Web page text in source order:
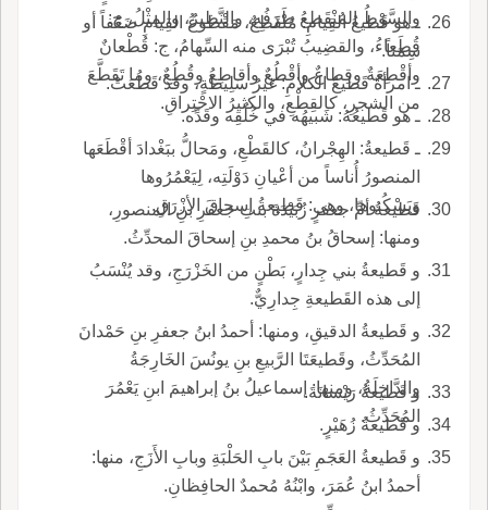
والسَّوْطُ المُنْقَطِعُ طَرَفُه، والنَّظيرُ، والمِثْلُ، ج:
قُطَعاءُ، والقضِيبُ تُبْرَى منه السِّهامُ، ج: قُطْعانٌ
وأقْطِعَةٌ وقِطاعٌ وأقْطُعٌ وأقاطِعُ وقُطُعٌ، وما تَقَطَّعَ
من الشجرِ، كالقِطْعِ، والكثيرُ الاحْتِراقِ.
ـ هو قَطيعُ القِيامِ: مُنْقَطِعٌ، مَقْطوعُ القِيامِ ضَعْفاً أو
سِمَناً.
ـ امرأةٌ قَطيعُ الكلامِ: غيرُ سَلِيطةٍ، وقد قَطُعَتْ.
ـ هو قَطيعُهُ: شَبيهُه في خُلُقِه وقَدِّه.
ـ قَطيعةُ: الهِجْرانُ، كالقَطْعِ، ومَحالُّ ببَغْدادَ أقْطَعَها
المنصورُ أُناساً من أعْيانِ دَوْلَتِه، لِيَعْمُرُوها
ويَسْكُنوها، وهي: قَطيعةُ إسحاقَ الأزْرَقِ.
قَطيعةُ أمِّ جعفرٍ زُبَيْدَةَ بنتِ جعفرِ بنِ المنصورِ،
ومنها: إسحاقُ بنُ محمدِ بنِ إسحاقَ المحدِّثُ.
و قَطيعةُ بني جِدارٍ، بَطْنٍ من الخَزْرَجِ، وقد يُنْسَبُ
إلى هذه القَطيعةِ جِدارِيٌّ.
و قَطيعةُ الدقيقِ، ومنها: أحمدُ ابنُ جعفرِ بنِ حَمْدانَ
المُحَدِّثُ، وقَطيعَتَا الرَّبيعِ بنِ يونُسَ الخَارِجَةُ
والدَّاخِلَةُ، ومنها: إسماعيلُ بنُ إبراهيمَ ابنِ يَعْمُرَ
المُحَدِّثُ.
و قَطيعةُ رَيْسانَةَ.
و قَطيعةُ زُهَيْرٍ.
و قَطيعةُ العَجَمِ بَيْنَ بابِ الحَلْبَةِ وبابِ الأَزَجِ، منها:
أحمدُ ابنُ عُمَرَ، وابْنُهُ مُحمدٌ الحافِظانِ.